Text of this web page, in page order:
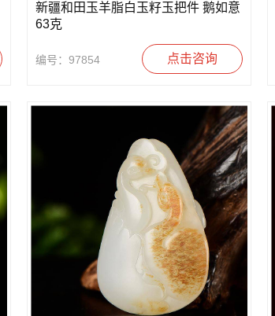
新疆和田玉羊脂白玉籽玉把件 鹅如意
63克
编号：97854 点击咨询